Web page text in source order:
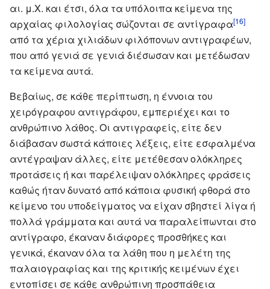
αι. μ.Χ. και έτσι, όλα τα υπόλοιπα κείμενα της
αρχαίας φιλολογίας σώζονται σε αντίγραφα[16]
από τα χέρια χιλιάδων φιλόπονων αντιγραφέων,
που από γενιά σε γενιά διέσωσαν και μετέδωσαν
τα κείμενα αυτά.
Βεβαίως, σε κάθε περίπτωση, η έννοια του
χειρόγραφου αντιγράφου, εμπεριέχει και το
ανθρώπινο λάθος. Οι αντιγραφείς, είτε δεν
διάβασαν σωστά κάποιες λέξεις, είτε εσφαλμένα
αντέγραψαν άλλες, είτε μετέθεσαν ολόκληρες
προτάσεις ή και παρέλειψαν ολόκληρες φράσεις
καθώς ήταν δυνατό από κάποια φυσική φθορά στο
κείμενο του υποδείγματος να είχαν σβηστεί λίγα ή
πολλά γράμματα και αυτά να παραλείπωνται στο
αντίγραφο, έκαναν διάφορες προσθήκες και
γενικά, έκαναν όλα τα λάθη που η μελέτη της
παλαιογραφίας και της κριτικής κειμένων έχει
εντοπίσει σε κάθε ανθρώπινη προσπάθεια